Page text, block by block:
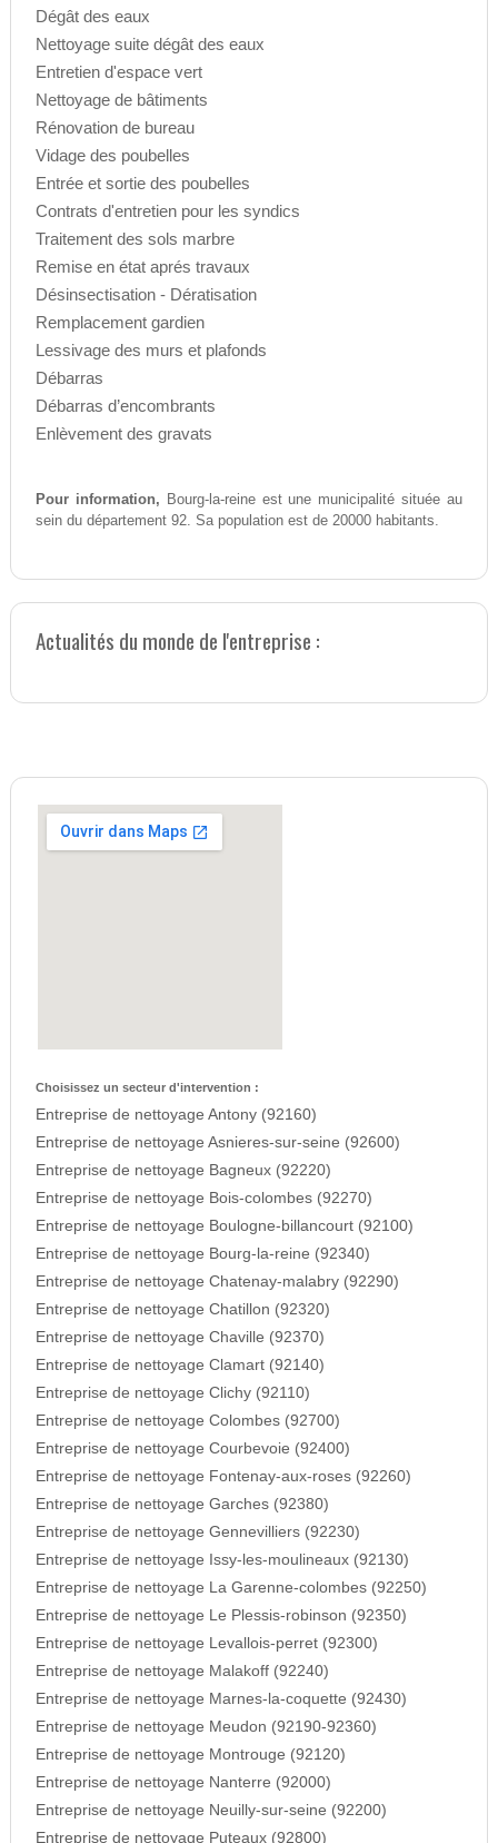
Dégât des eaux
Nettoyage suite dégât des eaux
Entretien d'espace vert
Nettoyage de bâtiments
Rénovation de bureau
Vidage des poubelles
Entrée et sortie des poubelles
Contrats d'entretien pour les syndics
Traitement des sols marbre
Remise en état aprés travaux
Désinsectisation - Dératisation
Remplacement gardien
Lessivage des murs et plafonds
Débarras
Débarras d’encombrants
Enlèvement des gravats
Pour information, Bourg-la-reine est une municipalité située au
sein du département 92. Sa population est de 20000 habitants.
Actualités du monde de l'entreprise :
Choisissez un secteur d'intervention :
Entreprise de nettoyage Antony (92160)
Entreprise de nettoyage Asnieres-sur-seine (92600)
Entreprise de nettoyage Bagneux (92220)
Entreprise de nettoyage Bois-colombes (92270)
Entreprise de nettoyage Boulogne-billancourt (92100)
Entreprise de nettoyage Bourg-la-reine (92340)
Entreprise de nettoyage Chatenay-malabry (92290)
Entreprise de nettoyage Chatillon (92320)
Entreprise de nettoyage Chaville (92370)
Entreprise de nettoyage Clamart (92140)
Entreprise de nettoyage Clichy (92110)
Entreprise de nettoyage Colombes (92700)
Entreprise de nettoyage Courbevoie (92400)
Entreprise de nettoyage Fontenay-aux-roses (92260)
Entreprise de nettoyage Garches (92380)
Entreprise de nettoyage Gennevilliers (92230)
Entreprise de nettoyage Issy-les-moulineaux (92130)
Entreprise de nettoyage La Garenne-colombes (92250)
Entreprise de nettoyage Le Plessis-robinson (92350)
Entreprise de nettoyage Levallois-perret (92300)
Entreprise de nettoyage Malakoff (92240)
Entreprise de nettoyage Marnes-la-coquette (92430)
Entreprise de nettoyage Meudon (92190-92360)
Entreprise de nettoyage Montrouge (92120)
Entreprise de nettoyage Nanterre (92000)
Entreprise de nettoyage Neuilly-sur-seine (92200)
Entreprise de nettoyage Puteaux (92800)